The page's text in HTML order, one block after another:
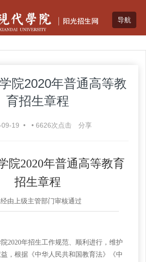
院2020年普通高等教
育招生章程
19 • • 6626次点击 分享
院2020年普通高等教育
招生章程
由上级主管部门审核通过
2020年招生工作规范、顺利进行，维护
，根据《中华人民共和国教育法》《中